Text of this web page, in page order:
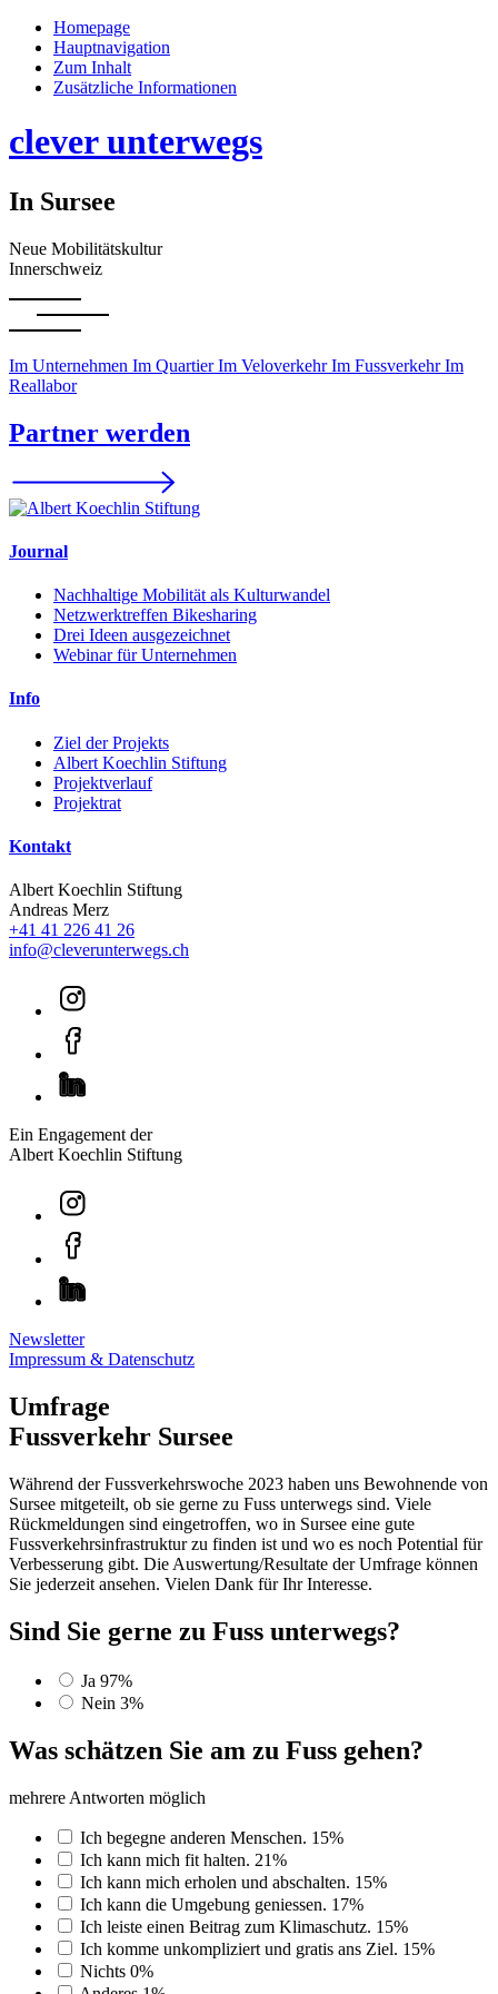
Homepage
Hauptnavigation
Zum Inhalt
Zusätzliche Informationen
clever unterwegs
In Sursee
Neue Mobilitätskultur
Innerschweiz
Im Unternehmen Im QuartierIm VeloverkehrIm FussverkehrIm
Reallabor
Partner werden
Journal
Nachhaltige Mobilität als Kulturwandel
Netzwerktreffen Bikesharing
Drei Ideen ausgezeichnet
Webinar für Unternehmen
Info
Ziel der Projekts
Albert Koechlin Stiftung
Projektverlauf
Projektrat
Kontakt
Albert Koechlin Stiftung
Andreas Merz
+41 41 226 41 26
info@cleverunterwegs.ch
Ein Engagement der
Albert Koechlin Stiftung
Newsletter
Impressum & Datenschutz
Umfrage
Fussverkehr Sursee
Während der Fussverkehrswoche 2023 haben uns Bewohnende von
Sursee mitgeteilt, ob sie gerne zu Fuss unterwegs sind. Viele
Rückmeldungen sind eingetroffen, wo in Sursee eine gute
Fussverkehrsinfrastruktur zu finden ist und wo es noch Potential für
Verbesserung gibt. Die Auswertung/Resultate der Umfrage können
Sie jederzeit ansehen. Vielen Dank für Ihr Interesse.
Sind Sie gerne zu Fuss unterwegs?
Ja 97%
Nein 3%
Was schätzen Sie am zu Fuss gehen?
mehrere Antworten möglich
Ich begegne anderen Menschen. 15%
Ich kann mich fit halten. 21%
Ich kann mich erholen und abschalten. 15%
Ich kann die Umgebung geniessen. 17%
Ich leiste einen Beitrag zum Klimaschutz. 15%
Ich komme unkompliziert und gratis ans Ziel. 15%
Nichts 0%